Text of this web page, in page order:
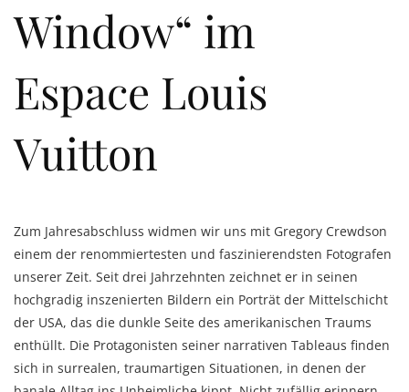
Window“ im
Espace Louis
Vuitton
Zum Jahresabschluss widmen wir uns mit Gregory Crewdson
einem der renommiertesten und faszinierendsten Fotografen
unserer Zeit. Seit drei Jahrzehnten zeichnet er in seinen
hochgradig inszenierten Bildern ein Porträt der Mittelschicht
der USA, das die dunkle Seite des amerikanischen Traums
enthüllt. Die Protagonisten seiner narrativen Tableaus finden
sich in surrealen, traumartigen Situationen, in denen der